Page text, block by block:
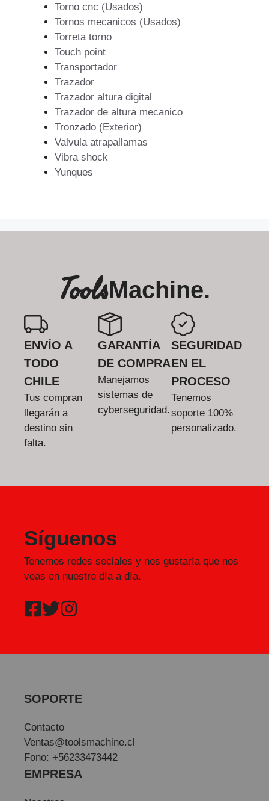
Torno cnc (Usados)
Tornos mecanicos (Usados)
Torreta torno
Touch point
Transportador
Trazador
Trazador altura digital
Trazador de altura mecanico
Tronzado (Exterior)
Valvula atrapallamas
Vibra shock
Yunques
ToolsMachine.
ENVÍO A
TODO
CHILE
Tus compran
llegarán a
destino sin
falta.
GARANTÍA
DE COMPRA
Manejamos
sistemas de
cyberseguridad.
SEGURIDAD
EN EL
PROCESO
Tenemos
soporte 100%
personalizado.
Síguenos
Tenemos redes sociales y nos gustaría que nos
veas en nuestro día a día.
SOPORTE
Contacto
Ventas@toolsmachine.cl
Fono: +56233473442
EMPRESA